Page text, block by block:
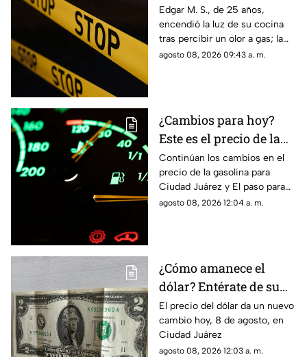
genera explosión en
vivienda de Ciudad
Juárez
Edgar M. S., de 25 años,
encendió la luz de su cocina
tras percibir un olor a gas; la
chispante detonación le
agosto 08, 2026 09:43 a. m.
¿Cambios para hoy?
Este es el precio de la
gasolina para Ciudad
Juárez y El Paso
Continúan los cambios en el
precio de la gasolina para
Ciudad Juárez y El paso para
hoy, 8 de agosto
agosto 08, 2026 12:04 a. m.
¿Cómo amanece el
dólar? Entérate de su
precio hoy, 8 de agosto,
en Ciudad Juárez
El precio del dólar da un nuevo
cambio hoy, 8 de agosto, en
Ciudad Juárez
agosto 08, 2026 12:03 a. m.